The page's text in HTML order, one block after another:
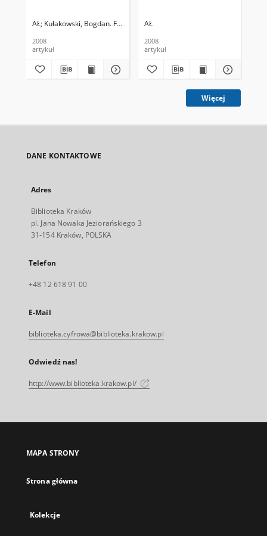
AŁ Kułakowski, Bogdan. Fot
2008
artykuł
AŁ
2008
artykuł
Więcej
DANE KONTAKTOWE
Adres
Biblioteka Kraków
pl. Jana Nowaka Jeziorańskiego 3
31-154 Kraków, POLSKA
Telefon
+48 12 618 91 00
E-Mail
biblioteka.cyfrowa@biblioteka.krakow.pl
Odwiedź nas!
http://www.biblioteka.krakow.pl/
MAPA STRONY
Strona główna
Kolekcje